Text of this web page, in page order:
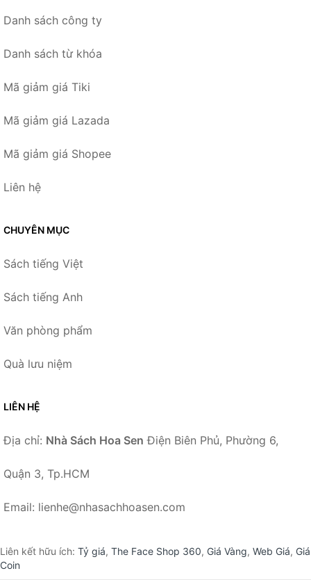
Danh sách công ty
Danh sách từ khóa
Mã giảm giá Tiki
Mã giảm giá Lazada
Mã giảm giá Shopee
Liên hệ
CHUYÊN MỤC
Sách tiếng Việt
Sách tiếng Anh
Văn phòng phẩm
Quà lưu niệm
LIÊN HỆ
Địa chỉ: Nhà Sách Hoa Sen Điện Biên Phủ, Phường 6,
Quận 3, Tp.HCM
Email: lienhe@nhasachhoasen.com
Liên kết hữu ích: Tỷ giá, The Face Shop 360, Giá Vàng, Web Giá, Giá
Coin